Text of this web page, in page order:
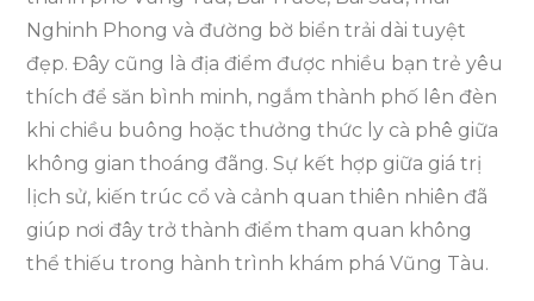
Nghinh Phong và đường bờ biển trải dài tuyệt
đẹp. Đây cũng là địa điểm được nhiều bạn trẻ yêu
thích để săn bình minh, ngắm thành phố lên đèn
khi chiều buông hoặc thưởng thức ly cà phê giữa
không gian thoáng đãng. Sự kết hợp giữa giá trị
lịch sử, kiến trúc cổ và cảnh quan thiên nhiên đã
giúp nơi đây trở thành điểm tham quan không
thể thiếu trong hành trình khám phá Vũng Tàu.